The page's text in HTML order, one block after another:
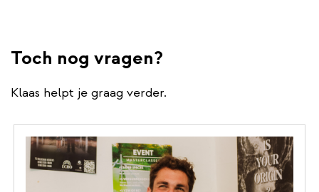
Toch nog vragen?
Klaas helpt je graag verder.